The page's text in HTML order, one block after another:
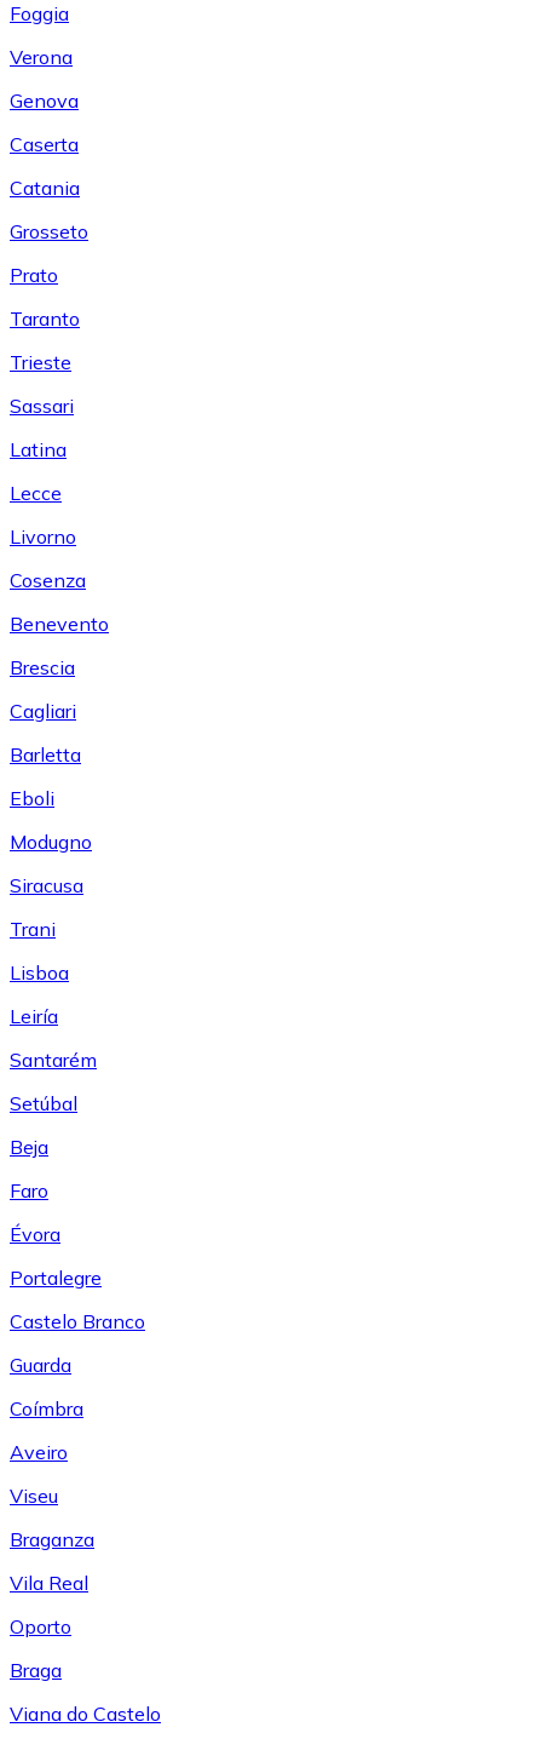
Foggia
Verona
Genova
Caserta
Catania
Grosseto
Prato
Taranto
Trieste
Sassari
Latina
Lecce
Livorno
Cosenza
Benevento
Brescia
Cagliari
Barletta
Eboli
Modugno
Siracusa
Trani
Lisboa
Leiría
Santarém
Setúbal
Beja
Faro
Évora
Portalegre
Castelo Branco
Guarda
Coímbra
Aveiro
Viseu
Braganza
Vila Real
Oporto
Braga
Viana do Castelo